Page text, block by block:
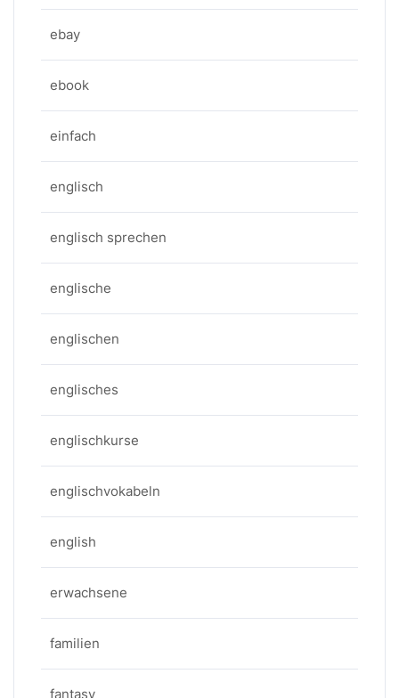
ebay
ebook
einfach
englisch
englisch sprechen
englische
englischen
englisches
englischkurse
englischvokabeln
english
erwachsene
familien
fantasy